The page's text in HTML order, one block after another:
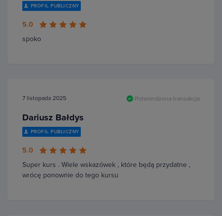
PROFIL PUBLICZNY
5.0
spoko
7 listopada 2025 Potwierdzona transakcja
Dariusz Bałdys
PROFIL PUBLICZNY
5.0
Super kurs . Wiele wskazówek , które będą przydatne ,
wrócę ponownie do tego kursu